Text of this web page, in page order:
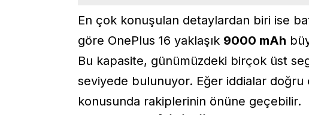
En çok konuşulan detaylardan biri ise
göre OnePlus 16 yaklaşık 9000 mAh
Bu kapasite, günümüzdeki birçok üst
seviyede bulunuyor. Eğer iddialar doğru
konusunda rakiplerinin önüne geçebilir.